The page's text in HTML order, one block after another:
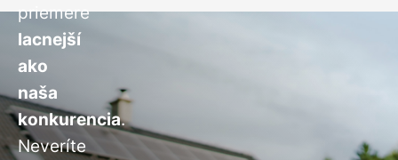
priemere
lacnejší
ako
naša
konkurencia.
Neveríte